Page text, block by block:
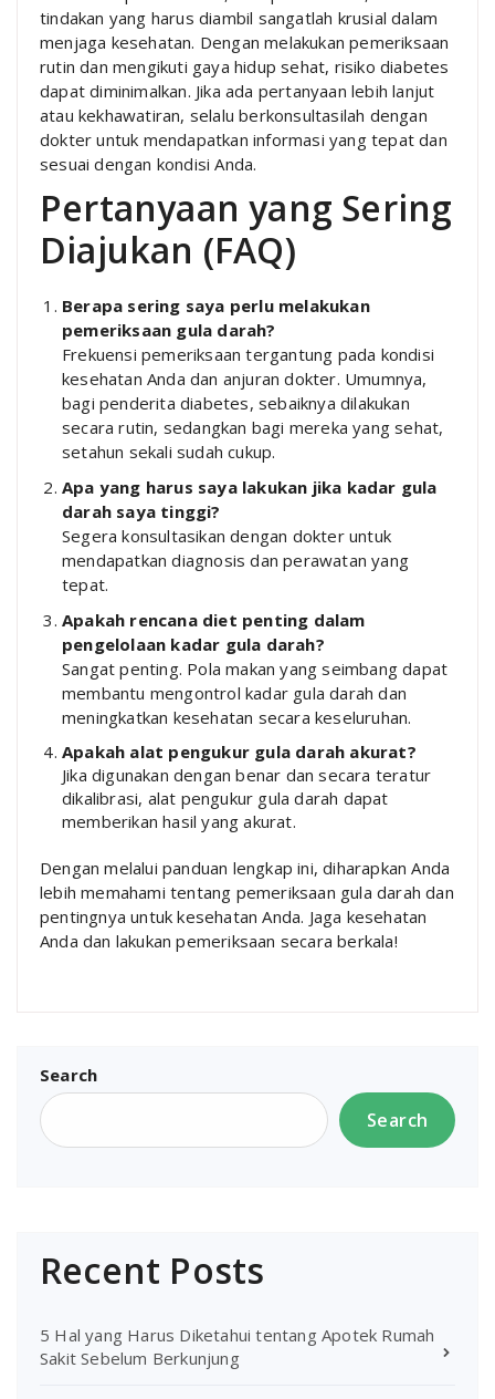
tindakan yang harus diambil sangatlah krusial dalam
menjaga kesehatan. Dengan melakukan pemeriksaan
rutin dan mengikuti gaya hidup sehat, risiko diabetes
dapat diminimalkan. Jika ada pertanyaan lebih lanjut
atau kekhawatiran, selalu berkonsultasilah dengan
dokter untuk mendapatkan informasi yang tepat dan
sesuai dengan kondisi Anda.
Pertanyaan yang Sering
Diajukan (FAQ)
Berapa sering saya perlu melakukan
pemeriksaan gula darah?
Frekuensi pemeriksaan tergantung pada kondisi
kesehatan Anda dan anjuran dokter. Umumnya,
bagi penderita diabetes, sebaiknya dilakukan
secara rutin, sedangkan bagi mereka yang sehat,
setahun sekali sudah cukup.
Apa yang harus saya lakukan jika kadar gula
darah saya tinggi?
Segera konsultasikan dengan dokter untuk
mendapatkan diagnosis dan perawatan yang
tepat.
Apakah rencana diet penting dalam
pengelolaan kadar gula darah?
Sangat penting. Pola makan yang seimbang dapat
membantu mengontrol kadar gula darah dan
meningkatkan kesehatan secara keseluruhan.
Apakah alat pengukur gula darah akurat?
Jika digunakan dengan benar dan secara teratur
dikalibrasi, alat pengukur gula darah dapat
memberikan hasil yang akurat.
Dengan melalui panduan lengkap ini, diharapkan Anda
lebih memahami tentang pemeriksaan gula darah dan
pentingnya untuk kesehatan Anda. Jaga kesehatan
Anda dan lakukan pemeriksaan secara berkala!
Search
Search
Recent Posts
5 Hal yang Harus Diketahui tentang Apotek Rumah
Sakit Sebelum Berkunjung